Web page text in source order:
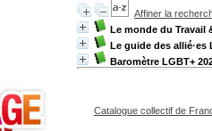
Affiner la
Le monde du Travail
Le guide des allié·es
Baromètre LGBT+
Catalogue collectif de